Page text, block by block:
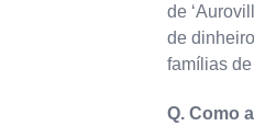
de
de
famílias
Q. Como